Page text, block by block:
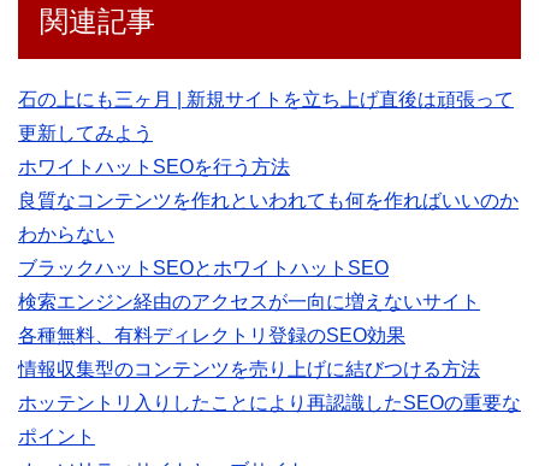
関連記事
石の上にも三ヶ月 | 新規サイトを立ち上げ直後は頑張って
更新してみよう
ホワイトハットSEOを行う方法
良質なコンテンツを作れといわれても何を作ればいいのか
わからない
ブラックハットSEOとホワイトハットSEO
検索エンジン経由のアクセスが一向に増えないサイト
各種無料、有料ディレクトリ登録のSEO効果
情報収集型のコンテンツを売り上げに結びつける方法
ホッテントリ入りしたことにより再認識したSEOの重要な
ポイント